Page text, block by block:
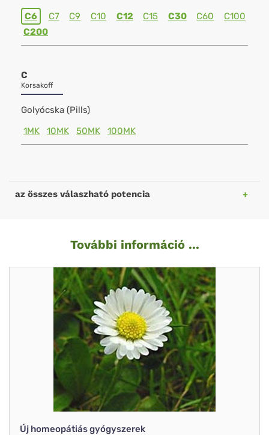
C6 C7 C9 C10 C12 C15 C30 C60
C100
C200
C
Korsakoff
Golyócska (Pills)
1MK
10MK 50MK 100MK
az összes válaszható potencia
További információ ...
Új homeopátiás gyógyszerek